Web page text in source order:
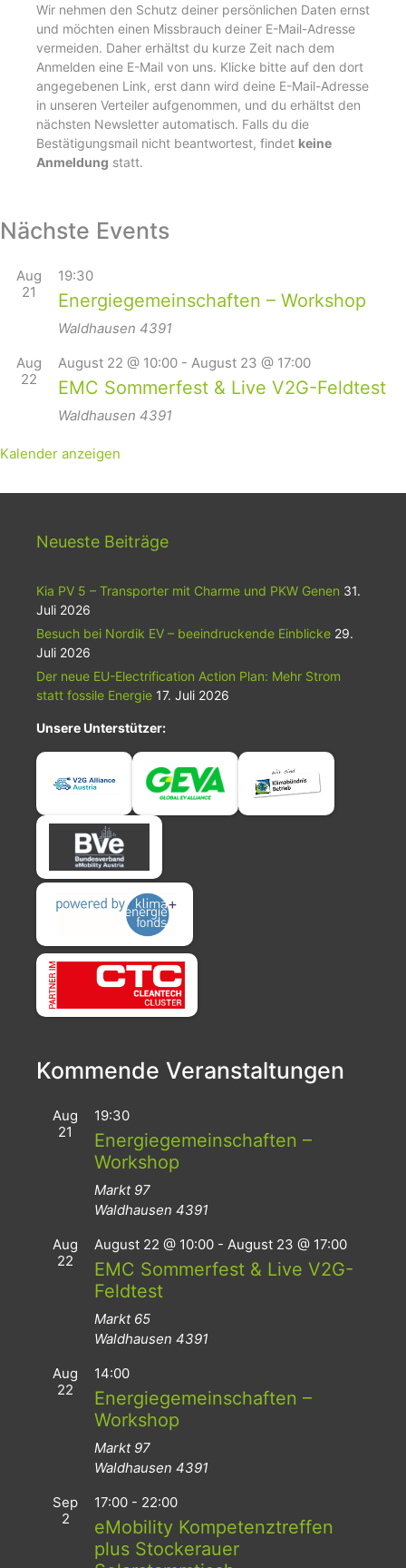
Wir nehmen den Schutz deiner persönlichen Daten ernst
und möchten einen Missbrauch deiner E-Mail-Adresse
vermeiden. Daher erhältst du kurze Zeit nach dem
Anmelden eine E-Mail von uns. Klicke bitte auf den dort
angegebenen Link, erst dann wird deine E-Mail-Adresse
in unseren Verteiler aufgenommen, und du erhältst den
nächsten Newsletter automatisch. Falls du die
Bestätigungsmail nicht beantwortest, findet keine
Anmeldung statt.
Nächste Events
Aug
21
19:30
Energiegemeinschaften – Workshop
Waldhausen 4391
Aug
22
August 22 @ 10:00 - August 23 @ 17:00
EMC Sommerfest & Live V2G-Feldtest
Waldhausen 4391
Kalender anzeigen
Neueste Beiträge
Kia PV 5 – Transporter mit Charme und PKW Genen 31.
Juli 2026
Besuch bei Nordik EV – beeindruckende Einblicke 29.
Juli 2026
Der neue EU-Electrification Action Plan: Mehr Strom
statt fossile Energie 17. Juli 2026
Unsere Unterstützer:
Kommende Veranstaltungen
Aug
21
19:30
Energiegemeinschaften –
Workshop
Markt 97
Waldhausen 4391
Aug
22
August 22 @ 10:00 - August 23 @ 17:00
EMC Sommerfest & Live V2G-
Feldtest
Markt 65
Waldhausen 4391
Aug
22
14:00
Energiegemeinschaften –
Workshop
Markt 97
Waldhausen 4391
Sep
2
17:00 - 22:00
eMobility Kompetenztreffen
plus Stockerauer